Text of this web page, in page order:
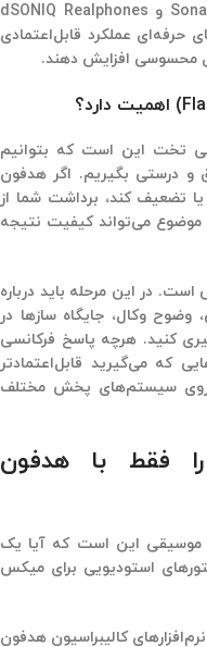
می‌توان به Sonarworks SoundID Reference و dSONIQ Realphones
حرفه‌ای عملکرد قابل‌اعتمادی
محسوسی افزایش دهند.
تخت این است که بتوانیم
و درستی بگیریم. اگر هدفون
تضعیف کند، برداشت شما از
می‌تواند کیفیت نتیجه
در این مرحله باید درباره
وضوح وکال، جایگاه سازها در
کنید. هرچه پاسخ فرکانسی
که می‌گیرید قابل‌اعتمادتر
روی سیستم‌های پخش مختلف
فقط با هدفون
موسیقی این است که آیا یک
استودیویی برای میکس
کالیبراسیون هدفون